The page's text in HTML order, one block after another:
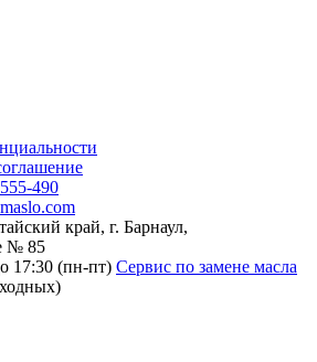
490
край, г. Барнаул,
№ 85
17:30 (пн-пт) Сервис по замене масла